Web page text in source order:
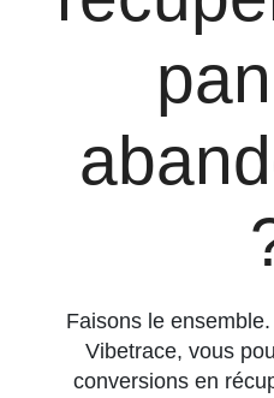
Faisons le
Vibetrace, vous
conversions en